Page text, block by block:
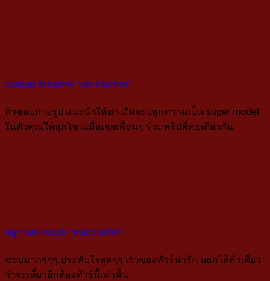
วนัสนันท์ ศิวรังสรรค์ “พนักงานบริษัท”
ถ้าชอบถ่ายรูป แนะนำให้มา มันจะปลุกความเป็น super model
ในตัวคุณให้ลุกโชนเมื่อเจอเพื่อนๆ ร่วมทริปที่คอเดียวกัน
ณัฐกานต์ แจ่มแจ้ง “พนักงานบริษัท”
ชอบมากๆๆๆ ประทับใจสุดๆๆ เจ้าของทัวร์น่ารัก บอกได้คำเดียว
ว่าจะเที่ยวอีกต้องทัวร์นี้เท่านั้น